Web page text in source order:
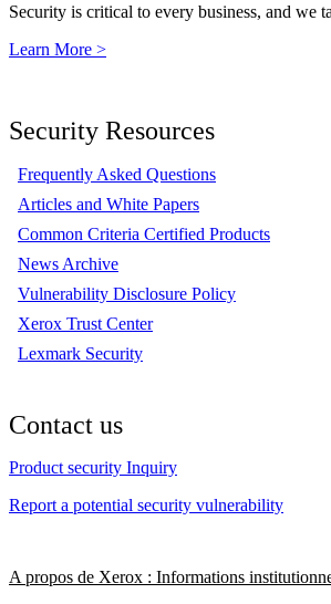
Security is critical to every business, and we
Learn More >
Security Resources
Frequently Asked Questions
Articles and White Papers
Common Criteria Certified Products
News Archive
Vulnerability Disclosure Policy
Xerox Trust Center
Lexmark Security
Contact us
Product security Inquiry
Report a potential security vulnerability
A propos de Xerox : Informations